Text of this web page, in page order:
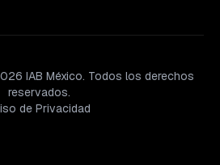
IAB México. Todos los derechos
reservados.
de Privacidad